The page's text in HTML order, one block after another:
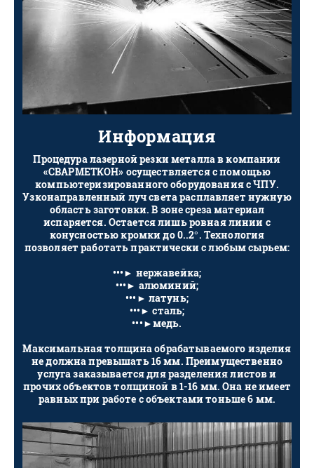
Информация
Процедура лазерной резки металла в компании
«СВАРМЕТКОН» осуществляется с помощью
компьютеризированного оборудования с ЧПУ.
Узконаправленный луч света расплавляет нужную
область заготовки. В зоне среза материал
испаряется. Остается лишь ровная линии с
конусностью кромки до 0..2°. Технология
позволяет работать практически с любым сырьем:
•••​​​​​​​► нержавейка;
•••​​​​​​​► алюминий;
•••​​​​​​​► латунь;
•••​​​​​​​► сталь;
•••​​​​​​​►медь.
​​​​​​​Максимальная толщина обрабатываемого изделия
не должна превышать 16 мм. Преимущественно
услуга заказывается для разделения листов и
прочих объектов толщиной в 1-16 мм. Она не имеет
равных при работе с объектами тоньше 6 мм.